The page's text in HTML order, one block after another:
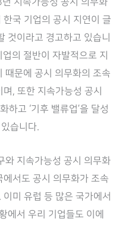
국 기업의 공시 지연이 글
것이라고 경고하고 있습니
의 절반이 자발적으로 지
때문에 공시 의무화의 조속
, 또한 지속가능성 공시
하고 ‘기후 밸류업’을 달성
습니다.
와 지속가능성 공시 의무화
서도 공시 의무화가 조속
미 유럽 등 많은 국가에서
에서 우리 기업들도 이에